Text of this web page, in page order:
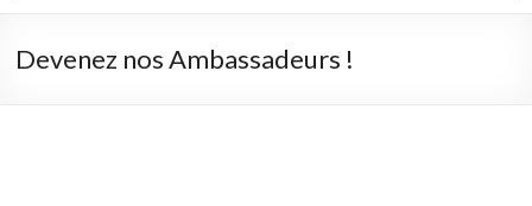
Devenez nos Ambassadeurs !